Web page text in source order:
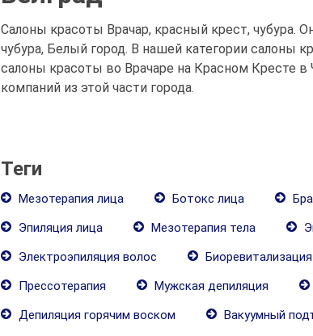
Салоны красоты Врачар, красный крест, чубура.
чубура, Белый город. В нашей категории
салоны красоты во Врачаре на Красном Кресте
компаний из этой части города.
Теги
Мезотерапия лица Ботокс лица
Эпиляция лица
Мезотерапия тела
Электроэпиляция волос
Биоревитализация
Прессотерапия
Мужская депиляция
Депиляция горячим воском
Вакуумный